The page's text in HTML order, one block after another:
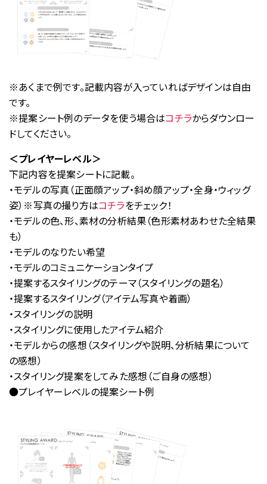
※あくまで例です。記載内容が入っていればデザインは自由
です。
※提案シート例のデータを使う場合はコチラからダウンロー
ドしてください。
＜プレイヤーレベル＞
下記内容を提案シートに記載。
・モデルの写真（正面顔アップ・斜め顔アップ・全身・ウィッグ
姿）※写真の撮り方はコチラをチェック！
・モデルの色、形、素材の分析結果（色形素材あわせた全結果
も）
・モデルのなりたい希望
・モデルのコミュニケーションタイプ
・提案するスタイリングのテーマ（スタイリングの題名）
・提案するスタイリング（アイテム写真や着画）
・スタイリングの説明
・スタイリングに使用したアイテム紹介
・モデルからの感想（スタイリングや説明、分析結果について
の感想）
・スタイリング提案をしてみた感想（ご自身の感想）
●プレイヤーレベルの提案シート例